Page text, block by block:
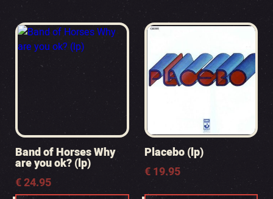
Band of Horses Why
are you ok? (lp)
€24.95
Placebo (lp)
€19.95